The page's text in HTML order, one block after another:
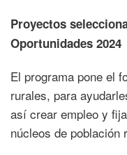
Proyectos
Oportunidades 2024
El programa pone el
rurales, para
así crear empleo y
núcleos de población